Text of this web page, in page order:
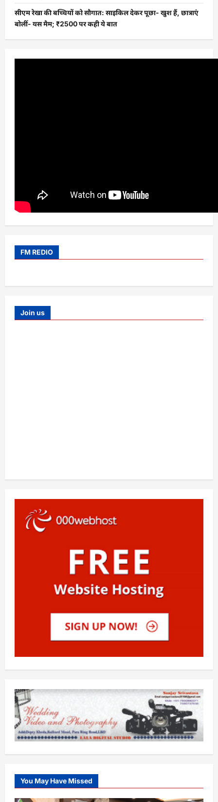
सीएम रेखा की बच्चियों को सौगात: साइकिल देकर पूछा- खुश हैं, छात्राएं
बोलीं- यस मैम; ₹2500 पर कही ये बात
FM REDIO
Join us
You May Have Missed